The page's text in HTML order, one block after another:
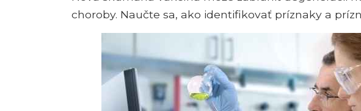
choroby. Naučte sa, ako identifikovať príznaky a